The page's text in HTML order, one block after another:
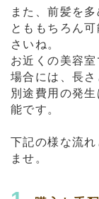
また、前髪を
とももちろん
さいね。
お近くの美容
場合には、長さ
別途費用の発
能です。
下記の様な流
ませ。